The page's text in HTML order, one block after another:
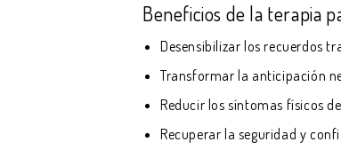
Beneficios de la terapia
Desensibilizar los recuerdos
Transformar la anticipación
Reducir los síntomas físicos
Recuperar la seguridad y